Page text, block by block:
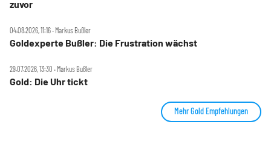
zuvor
04.08.2026, 11:16 ‧ Markus Bußler
Goldexperte Bußler: Die Frustration wächst
29.07.2026, 13:30 ‧ Markus Bußler
Gold: Die Uhr tickt
Mehr Gold Empfehlungen